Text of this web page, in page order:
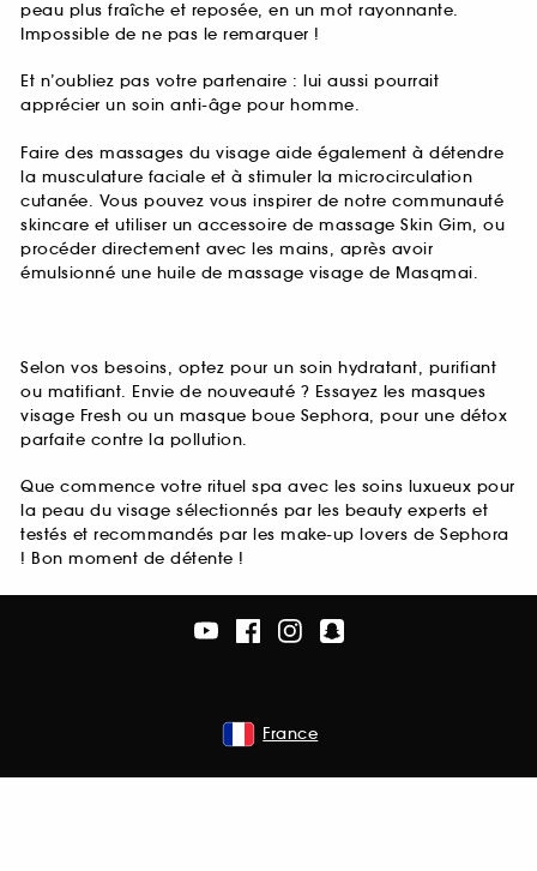
peau plus fraîche et reposée, en un mot rayonnante.
Impossible de ne pas le remarquer !
Et n’oubliez pas votre partenaire : lui aussi pourrait
apprécier un soin anti-âge pour homme.
Faire des massages du visage aide également à détendre
la musculature faciale et à stimuler la microcirculation
cutanée. Vous pouvez vous inspirer de notre communauté
skincare et utiliser un accessoire de massage Skin Gim, ou
procéder directement avec les mains, après avoir
émulsionné une huile de massage visage de Masqmai.
Selon vos besoins, optez pour un soin hydratant, purifiant
ou matifiant. Envie de nouveauté ? Essayez les masques
visage Fresh ou un masque boue Sephora, pour une détox
parfaite contre la pollution.
Que commence votre rituel spa avec les soins luxueux pour
la peau du visage sélectionnés par les beauty experts et
testés et recommandés par les make-up lovers de Sephora
! Bon moment de détente !
France